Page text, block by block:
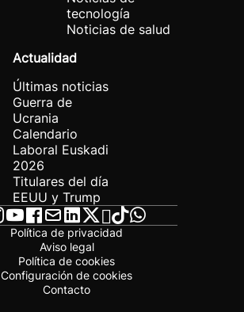
tecnología
Noticias de salud
Actualidad
Últimas noticias
Guerra de
Ucrania
Calendario
Laboral Euskadi
2026
Titulares del día
EEUU y Trump
Política de privacidad
Aviso legal
Política de cookies
Configuración de cookies
Contacto